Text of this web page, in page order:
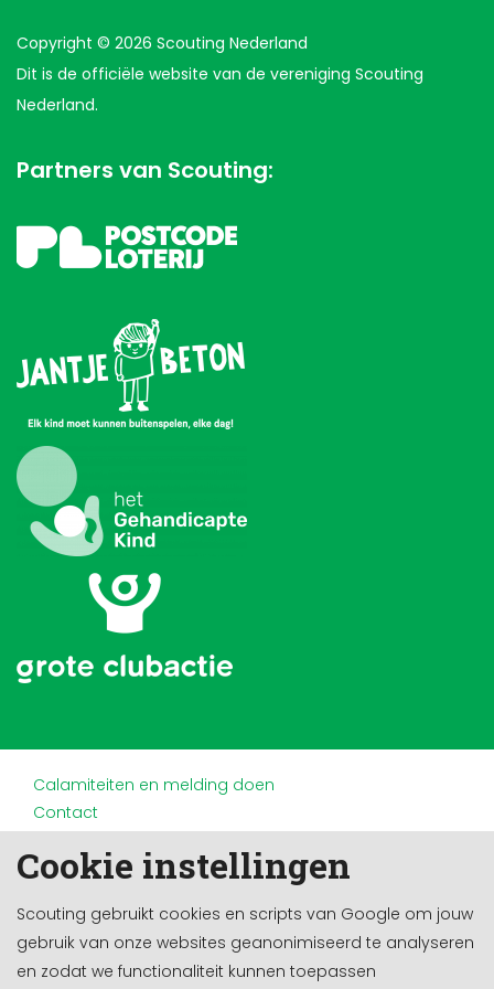
Cookie instellingen
Scouting gebruikt cookies en scripts van Google om jouw
gebruik van onze websites geanonimiseerd te analyseren
en zodat we functionaliteit kunnen toepassen
Copyright © 2026 Scouting Nederland
Dit is de officiële website van de vereniging Scouting
Nederland.
Partners van Scouting:
Calamiteiten en melding doen
Contact
Doneren en nalaten
Privacy
Werken bij
Cookie-instellingen